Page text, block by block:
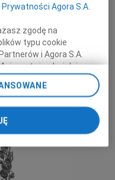
składają
i Rada Nadzorcza
MLECZGAL
Agora S.A.
zgodę na
typu cookie
i Agora S.A.
też w każdej
plików cookie,
Twoimi
stopce serwisu i
jest także za
możemy